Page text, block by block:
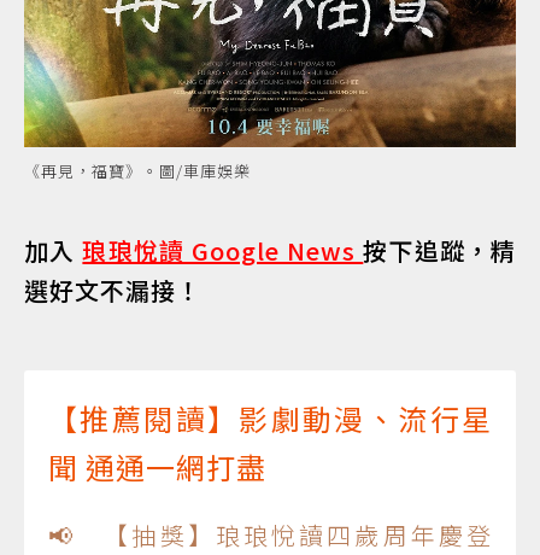
《再見，福寶》。圖/車庫娛樂
加入琅琅悅讀 Google News按下追蹤，精
選好文不漏接！
【推薦閱讀】影劇動漫、流行星
聞 通通一網打盡
📢 【抽獎】琅琅悅讀四歲周年慶登